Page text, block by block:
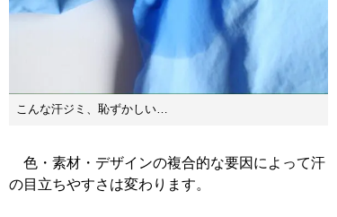
こんな汗ジミ、恥ずかしい…
色・素材・デザインの複合的な要因によって汗
の目立ちやすさは変わります。